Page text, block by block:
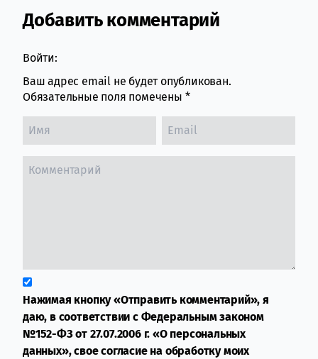
Comment section
Добавить комментарий
Войти:
Ваш адрес email не будет опубликован.
Обязательные поля помечены *
Нажимая кнопку «Отправить комментарий», я
даю, в соответствии с Федеральным законом
№152-ФЗ от 27.07.2006 г. «О персональных
данных», свое согласие на обработку моих